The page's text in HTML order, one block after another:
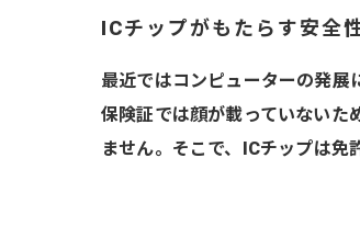
ICチップがもたらす安全
最近ではコンピューターの発展
保険証では顔が載っていないた
ません。そこで、ICチップは免